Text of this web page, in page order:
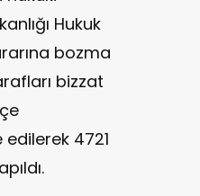
Hukuk
bozma
bizzat
4721